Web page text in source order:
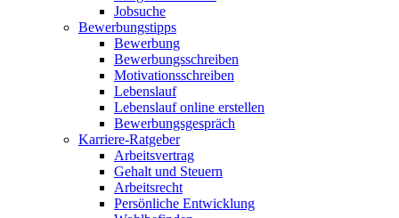
Jobsuche
Bewerbungstipps
Bewerbung
Bewerbungsschreiben
Motivationsschreiben
Lebenslauf
Lebenslauf online erstellen
Bewerbungsgespräch
Karriere-Ratgeber
Arbeitsvertrag
Gehalt und Steuern
Arbeitsrecht
Persönliche Entwicklung